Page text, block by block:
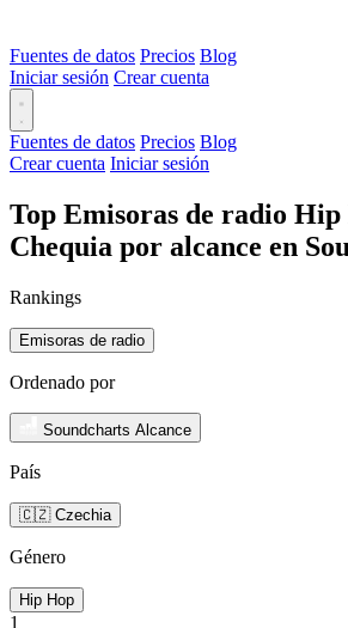
Fuentes de datos Precios Blog
Iniciar sesión Crear cuenta
Fuentes de datos Precios Blog
Crear cuenta Iniciar sesión
Top Emisoras de radio Hip
Chequia por alcance en
Rankings
Emisoras de radio
Ordenado por
Soundcharts Alcance
País
🇨🇿 Czechia
Género
Hip Hop
1